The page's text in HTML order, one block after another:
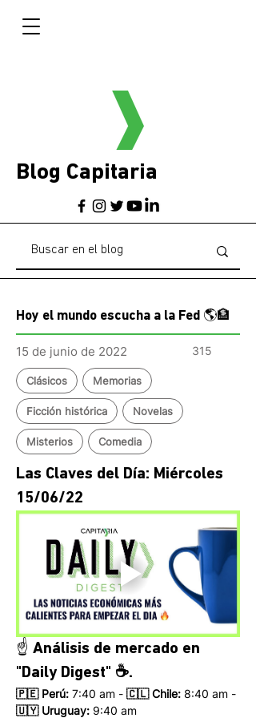
Blog Capitaria
Hoy el mundo escucha a la Fed 🌎🏦
15 de junio de 2022 315
Clásicos Memorias
Ficción histórica Novelas
Misterios Comedia
Las Claves del Día: Miércoles
15/06/22
☝️ Análisis de mercado en
"Daily Digest" ☕.
🇵🇪 Perú: 7:40 am - 🇨🇱 Chile: 8:40 am -
🇺🇾 Uruguay: 9:40 am